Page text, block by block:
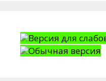
Версия для
Обычная версия